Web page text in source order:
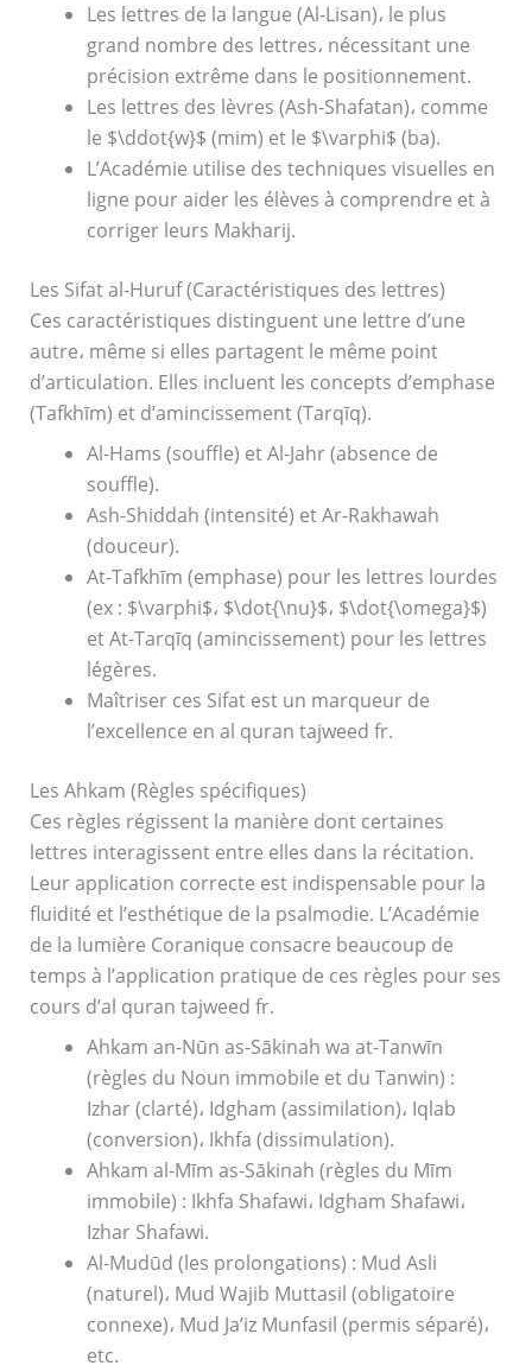
Les lettres de la langue (Al-Lisan)، le plus
grand nombre des lettres، nécessitant une
précision extrême dans le positionnement.
Les lettres des lèvres (Ash-Shafatan)، comme
le $\ddot{w}$ (mim) et le $\varphi$ (ba).
L’Académie utilise des techniques visuelles en
ligne pour aider les élèves à comprendre et à
corriger leurs Makharij.
Les Sifat al-Huruf (Caractéristiques des lettres)
Ces caractéristiques distinguent une lettre d’une
autre، même si elles partagent le même point
d’articulation. Elles incluent les concepts d’emphase
(Tafkhīm) et d’amincissement (Tarqīq).
Al-Hams (souffle) et Al-Jahr (absence de
souffle).
Ash-Shiddah (intensité) et Ar-Rakhawah
(douceur).
At-Tafkhīm (emphase) pour les lettres lourdes
(ex : $\varphi$، $\dot{\nu}$، $\dot{\omega}$)
et At-Tarqīq (amincissement) pour les lettres
légères.
Maîtriser ces Sifat est un marqueur de
l’excellence en al quran tajweed fr.
Les Ahkam (Règles spécifiques)
Ces règles régissent la manière dont certaines
lettres interagissent entre elles dans la récitation.
Leur application correcte est indispensable pour la
fluidité et l’esthétique de la psalmodie. L’Académie
de la lumière Coranique consacre beaucoup de
temps à l’application pratique de ces règles pour ses
cours d’al quran tajweed fr.
Ahkam an-Nūn as-Sākinah wa at-Tanwīn
(règles du Noun immobile et du Tanwin) :
Izhar (clarté)، Idgham (assimilation)، Iqlab
(conversion)، Ikhfa (dissimulation).
Ahkam al-Mīm as-Sākinah (règles du Mīm
immobile) : Ikhfa Shafawi، Idgham Shafawi،
Izhar Shafawi.
Al-Mudūd (les prolongations) : Mud Asli
(naturel)، Mud Wajib Muttasil (obligatoire
connexe)، Mud Ja’iz Munfasil (permis séparé)،
etc.